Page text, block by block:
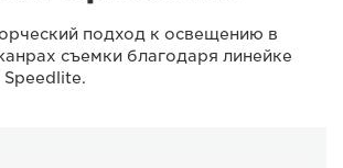
подход к освещению в
съемки благодаря линейке